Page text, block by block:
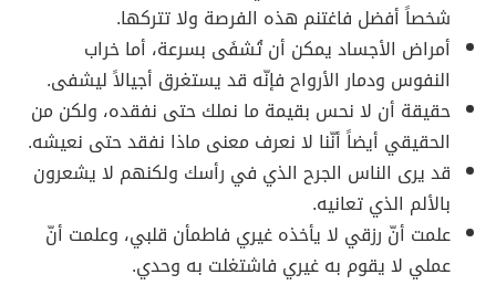
شخصاً أفضل فاغتنم هذه الفرصة ولا تتركها.
أمراض الأجساد يمكن أن تُشفَى بسرعة، أما خراب
النفوس ودمار الأرواح فإنّه قد يستغرق أجيالاً ليشفى.
حقيقة أن لا نحس بقيمة ما نملك حتى نفقده، ولكن من
الحقيقي أيضاً أنّنا لا نعرف معنى ماذا نفقد حتى نعيشه.
قد يرى الناس الجرح الذي في رأسك ولكنهم لا يشعرون
بالألم الذي تعانيه.
علمت أنّ رزقي لا يأخذه غيري فاطمأن قلبي، وعلمت أنّ
عملي لا يقوم به غيري فاشتغلت به وحدي.